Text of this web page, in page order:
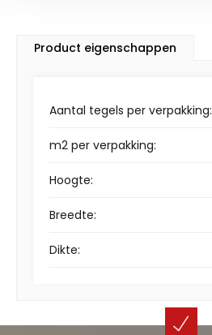
Product eigenschappen
Aantal tegels per verpakking:
m2 per verpakking:
Hoogte:
Breedte:
Dikte: